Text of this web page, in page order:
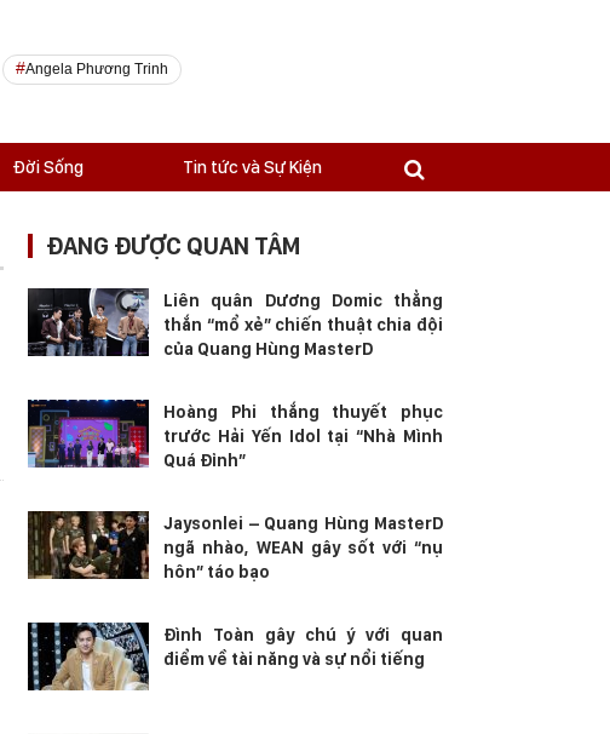
Angela Phương Trinh
Đời Sống Tin tức và Sự Kiện
ĐANG ĐƯỢC QUAN TÂM
Liên quân Dương Domic thẳng
thắn “mổ xẻ” chiến thuật chia đội
của Quang Hùng MasterD
Hoàng Phi thắng thuyết phục
trước Hải Yến Idol tại “Nhà Mình
Quá Đỉnh”
Jaysonlei – Quang Hùng MasterD
ngã nhào, WEAN gây sốt với “nụ
hôn” táo bạo
Đình Toàn gây chú ý với quan
điểm về tài năng và sự nổi tiếng